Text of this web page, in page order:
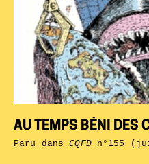
AU TEMPS BÉNI DES
Paru dansCQFDn°155